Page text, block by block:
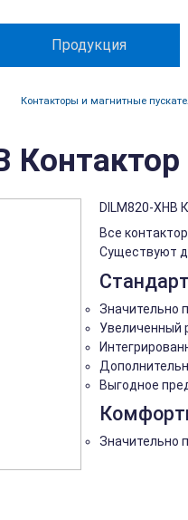
Продукция
Контакторы и магнитные
DILM820-
Все
Существуют
Значительно
Увеличенный
Выгодное
Значительно